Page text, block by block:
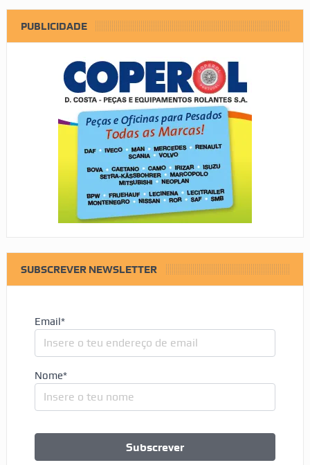
PUBLICIDADE
SUBSCREVER NEWSLETTER
Email*
Nome*